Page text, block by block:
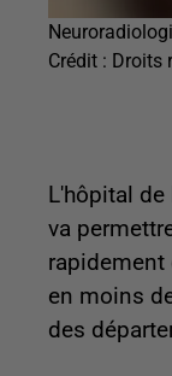
Crédit : Droits
L'hôpital
va
rapidement
en moins
des